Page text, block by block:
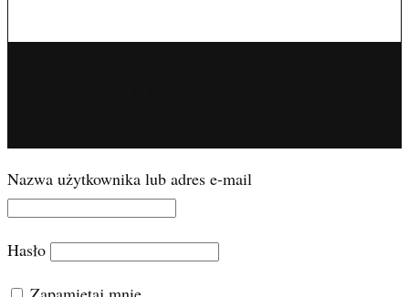
Nazwa użytkownika lub adres e-mail
Hasło